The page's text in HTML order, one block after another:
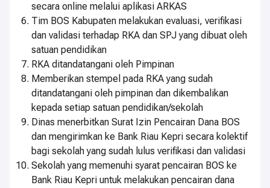
secara online melalui aplikasi ARKAS
Tim BOS Kabupaten melakukan evaluasi, verifikasi
dan validasi terhadap RKA dan SPJ yang dibuat oleh
satuan pendidikan
RKA ditandatangani oleh Pimpinan
Memberikan stempel pada RKA yang sudah
ditandatangani oleh pimpinan dan dikembalikan
kepada setiap satuan pendidikan/sekolah
Dinas menerbitkan Surat Izin Pencairan Dana BOS
dan mengirimkan ke Bank Riau Kepri secara kolektif
bagi sekolah yang sudah lulus verifikasi dan validasi
Sekolah yang memenuhi syarat pencairan BOS ke
Bank Riau Kepri untuk melakukan pencairan dana